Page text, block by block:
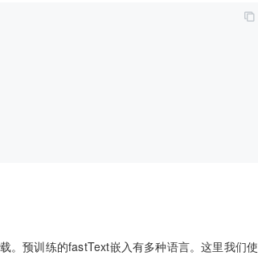
。预训练的fastText嵌入有多种语言。这里我们使